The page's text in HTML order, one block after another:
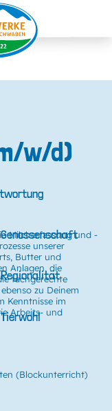
Genossenschaft
Regionalität
Tierwohl
w/d)
Milcherfassung und -
unserer
Butter und
Anlagen, die
fachgerechte
zu Deinem
Kenntnisse im
Arbeits- und
(Blockunterricht)